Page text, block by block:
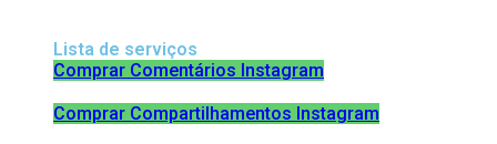
Lista de serviços
Comprar Comentários Instagram
Comprar Compartilhamentos Instagram